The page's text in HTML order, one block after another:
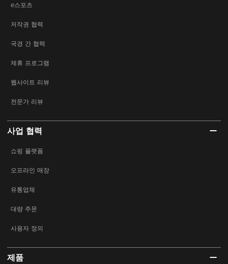
e스포츠
저작권 협력
국경 간 협력
제휴 프로그램
웹사이트 리뷰
전문가 리뷰
사업 협력
쇼핑 플랫폼
오프라인 매장
유통업체
대량 주문
사용자 정의
제품